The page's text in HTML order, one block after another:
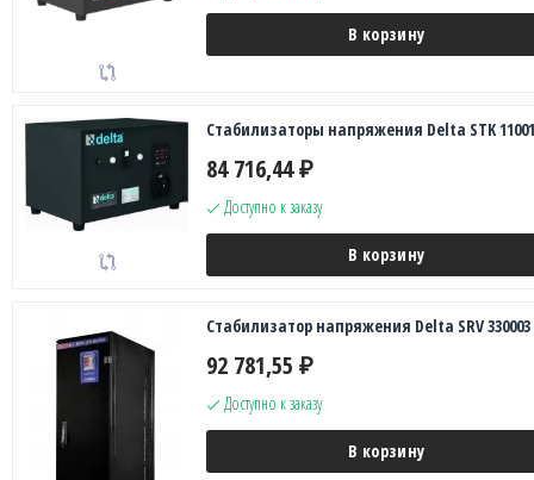
В корзину
Стабилизаторы напряжения Delta STK
84 716,44 ₽
Доступно к заказу
В корзину
Стабилизатор напряжения Delta SRV 330003
92 781,55 ₽
Доступно к заказу
В корзину